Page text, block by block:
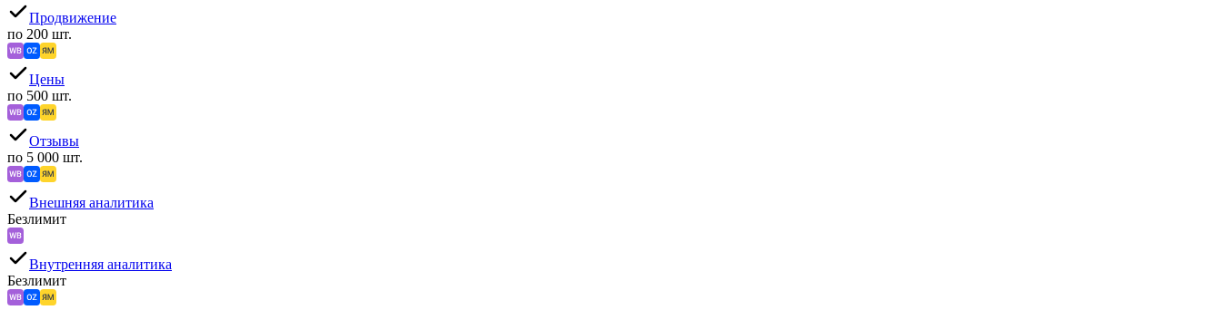
Продвижение
по 200 шт.
Цены
по 500 шт.
Отзывы
по 5 000 шт.
Внешняя аналитика
Безлимит
Внутренняя аналитика
Безлимит